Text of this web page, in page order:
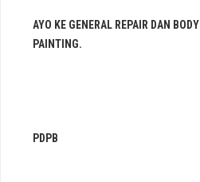
AYO KE GENERAL REPAIR DAN BODY
PAINTING.
PDPB